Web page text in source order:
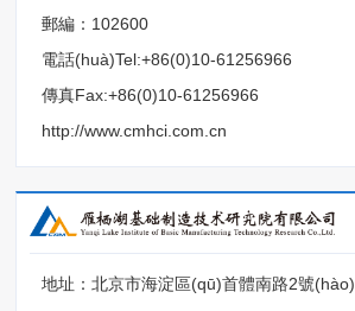
郵編：102600
電話(huà)Tel:+86(0)10-61256966
傳真Fax:+86(0)10-61256966
http://www.cmhci.com.cn
地址：北京市海淀區(qū)首體南路2號(hào)